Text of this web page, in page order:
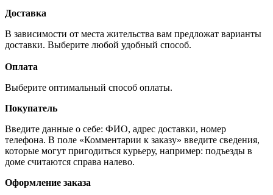
Доставка
В зависимости от места жительства вам предложат варианты
доставки. Выберите любой удобный способ.
Оплата
Выберите оптимальный способ оплаты.
Покупатель
Введите данные о себе: ФИО, адрес доставки, номер
телефона. В поле «Комментарии к заказу» введите сведения,
которые могут пригодиться курьеру, например: подъезды в
доме считаются справа налево.
Оформление заказа